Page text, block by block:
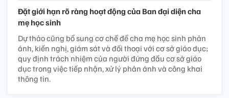
Đặt giới hạn rõ ràng hoạt động của Ban đại diện cha
mẹ học sinh
Dự thảo cũng bổ sung cơ chế để cha mẹ học sinh phản
ánh, kiến nghị, giám sát và đối thoại với cơ sở giáo dục;
quy định trách nhiệm của người đứng đầu cơ sở giáo
dục trong việc tiếp nhận, xử lý phản ánh và công khai
thông tin.